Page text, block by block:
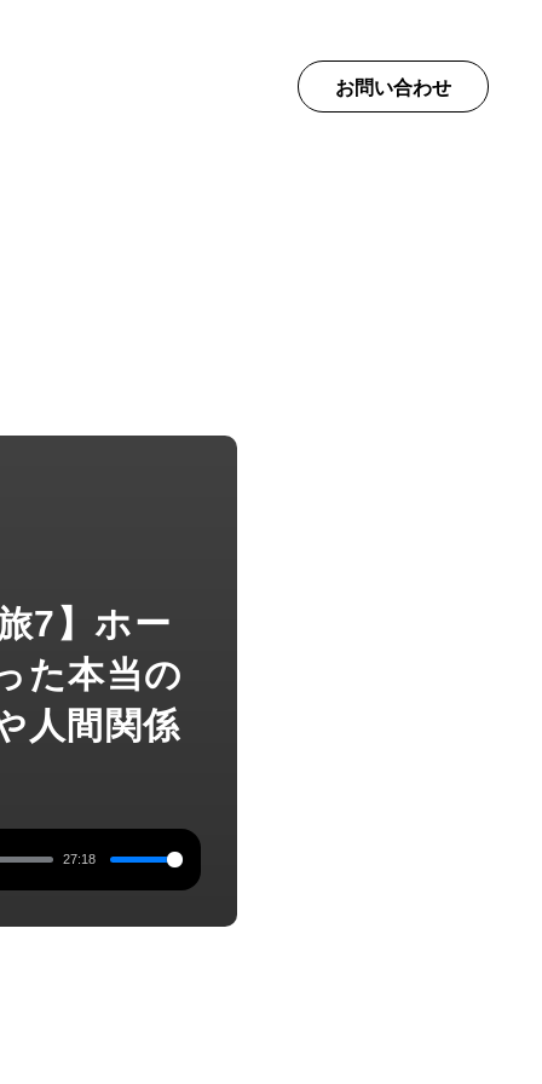
お問い合わせ
7】ホー
た本当の
人間関係
27:18